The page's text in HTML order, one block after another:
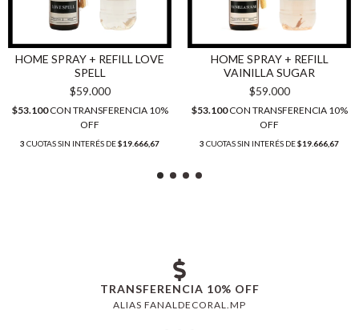
HOME SPRAY + REFILL LOVE
SPELL
$59.000
$53.100CON TRANSFERENCIA 10%
OFF
3 CUOTAS SIN INTERÉS DE$19.666,67
HOME SPRAY + REFILL
VAINILLA SUGAR
$59.000
$53.100CON TRANSFERENCIA 10%
OFF
3 CUOTAS SIN INTERÉS DE$19.666,67
TRANSFERENCIA 10% OFF
ALIAS FANALDECORAL.MP